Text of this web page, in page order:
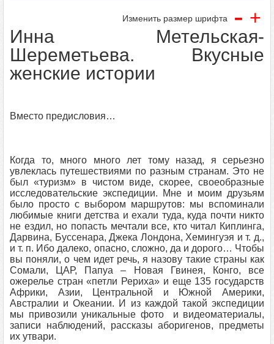
Изменить размер шрифта - +
Инна Метельская-
Шереметьева. Вкусные
женские истории
Вместо предисловия…
Когда то, много много лет тому назад, я серьезно
увлеклась путешествиями по разным странам. Это не
был «туризм» в чистом виде, скорее, своеобразные
исследовательские экспедиции. Мне и моим друзьям
было просто с выбором маршрутов: мы вспоминали
любимые книги детства и ехали туда, куда почти никто
не ездил, но попасть мечтали все, кто читал Киплинга,
Дарвина, Буссенара, Джека Лондона, Хемингуэя и т. д.,
и т. п. Ибо далеко, опасно, сложно, да и дорого… Чтобы
вы поняли, о чем идет речь, я назову такие страны как
Сомали, ЦАР, Папуа – Новая Гвинея, Конго, все
ожерелье стран «петли Рериха» и еще 135 государств
Африки, Азии, Центральной и Южной Америки,
Австралии и Океании. И из каждой такой экспедиции
мы привозили уникальные фото и видеоматериалы,
записи наблюдений, рассказы аборигенов, предметы
их утвари.